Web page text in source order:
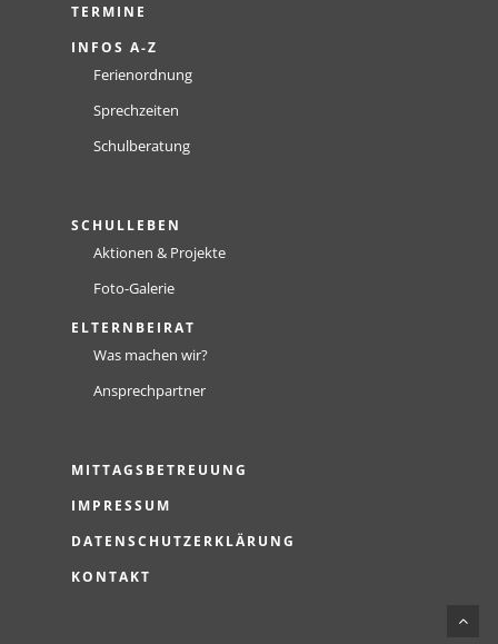
TERMINE
INFOS A-Z
Ferienordnung
Sprechzeiten
Schulberatung
SCHULLEBEN
Aktionen & Projekte
Foto-Galerie
ELTERNBEIRAT
Was machen wir?
Ansprechpartner
MITTAGSBETREUUNG
IMPRESSUM
DATENSCHUTZERKLÄRUNG
KONTAKT